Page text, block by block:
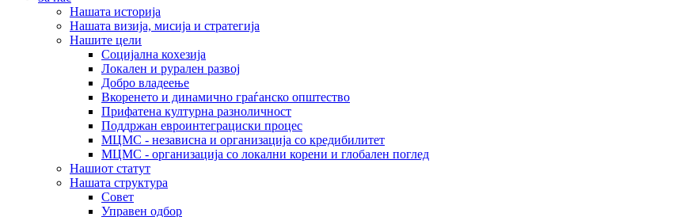
Нашата историја
Нашата визија, мисија и стратегија
Нашите цели
Социјална кохезија
Локален и рурален развој
Добро владеење
Вкоренето и динамично граѓанско општество
Прифатена културна разноличност
Поддржан евроинтеграциски процес
МЦМС - независна и организација со кредибилитет
МЦМС - организација со локални корени и глобален поглед
Нашиот статут
Нашата структура
Совет
Управен одбор